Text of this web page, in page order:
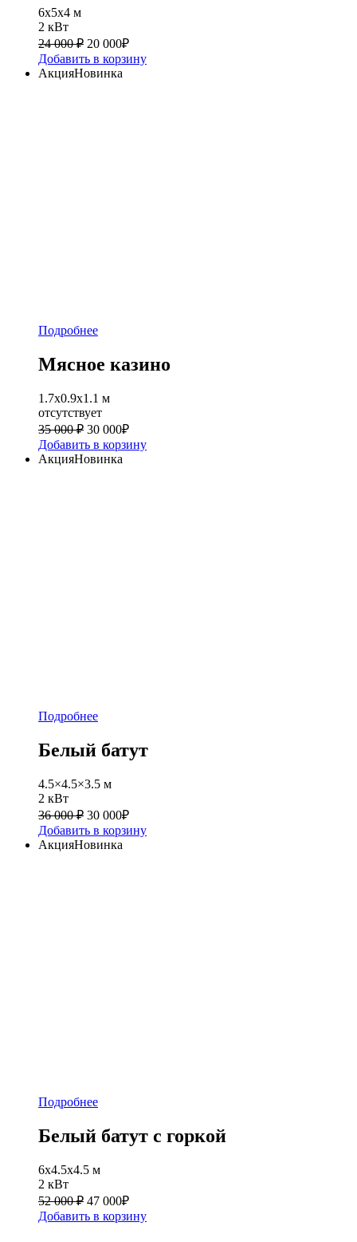
6x5x4 м
2 кВт
24 000 ₽ 20 000₽
Добавить в корзину
АкцияНовинка
Подробнее
Мясное казино
1.7х0.9х1.1 м
отсутствует
35 000 ₽ 30 000₽
Добавить в корзину
АкцияНовинка
Подробнее
Белый батут
4.5×4.5×3.5 м
2 кВт
36 000 ₽ 30 000₽
Добавить в корзину
АкцияНовинка
Подробнее
Белый батут с горкой
6х4.5х4.5 м
2 кВт
52 000 ₽ 47 000₽
Добавить в корзину